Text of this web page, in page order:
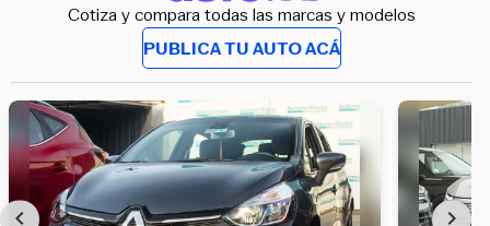
Cotiza y compara todas las marcas y modelos
PUBLICA TU AUTO ACÁ